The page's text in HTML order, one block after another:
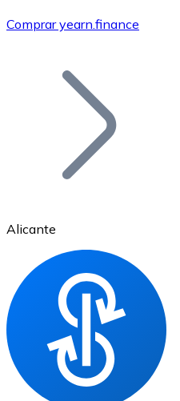
Bitcoin
Ethereum
ETH
Comprar yearn.finance
Alicante